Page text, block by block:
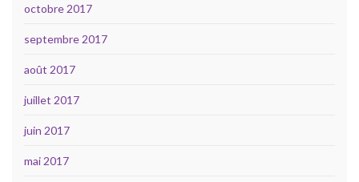
octobre 2017
septembre 2017
août 2017
juillet 2017
juin 2017
mai 2017